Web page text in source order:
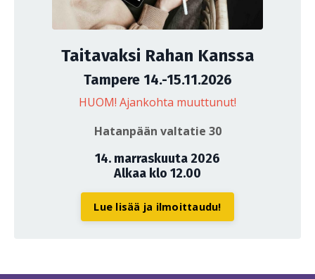
Taitavaksi Rahan Kanssa
Tampere 14.-15.11.2026
HUOM! Ajankohta muuttunut!
Hatanpään valtatie 30
14. marraskuuta 2026
Alkaa klo 12.00
Lue lisää ja ilmoittaudu!